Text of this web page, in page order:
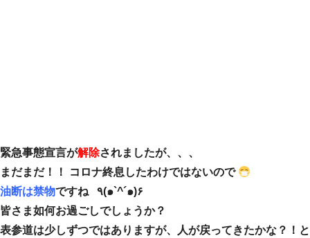
緊急事態宣言が解除されましたが、、、
まだまだ！！ コロナ終息したわけではないので
油断は禁物
ですね ٩(๑`^´๑)۶
皆さま如何お過ごしでしょうか？
表参道は少しずつではありますが、人が戻ってきたかな？！と